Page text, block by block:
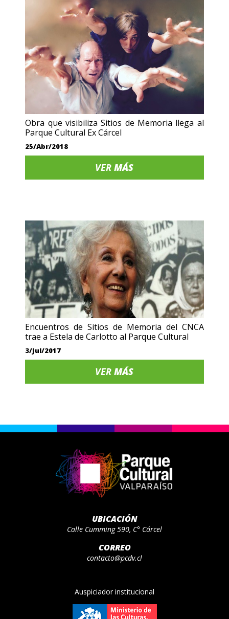
Obra que visibiliza Sitios de Memoria llega al
Parque Cultural Ex Cárcel
25/Abr/2018
VERMÁS
Encuentros de Sitios de Memoria del CNCA
trae a Estela de Carlotto al Parque Cultural
3/Jul/2017
VERMÁS
UBICACIÓN
Calle Cumming 590, C° Cárcel
CORREO
contacto@pcdv.cl
Auspiciador institucional